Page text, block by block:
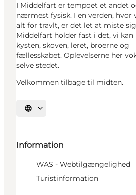
I Middelfart er tempoet et andet
nærmest fysisk. I en verden, hvor
alt for travlt, er det let at miste
Middelfart holder fast i det, vi
kysten, skoven, leret, broerne og
fællesskabet. Oplevelserne her
selve stedet.
Velkommen tilbage til midten.
Vælg sprog
Information
WAS - Webtilgængelighed
Turistinformation